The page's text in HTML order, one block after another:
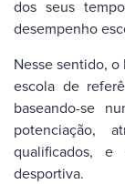
dos seus
desempenho
Nesse sentido,
escola de
baseando-se
potenciação,
qualificados, e
desportiva.